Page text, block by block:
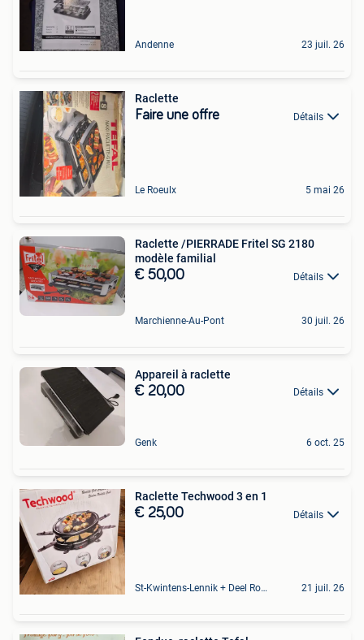
Andenne 23 juil. 26
Raclette
Faire une offre Détails
Le Roeulx 5 mai 26
Raclette /PIERRADE Fritel SG 2180
modèle familial
€ 50,00 Détails
Marchienne-Au-Pont 30 juil. 26
Appareil à raclette
€ 20,00 Détails
Genk 6 oct. 25
Raclette Techwood 3 en 1
€ 25,00 Détails
St-Kwintens-Lennik + Deel Roosdaal 21 juil. 26